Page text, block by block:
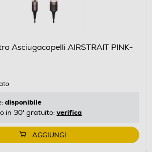
Asciugacapelli AIRSTRAIT PINK-
disponibile
in 30' gratuito: verifica
AGGIUNGI